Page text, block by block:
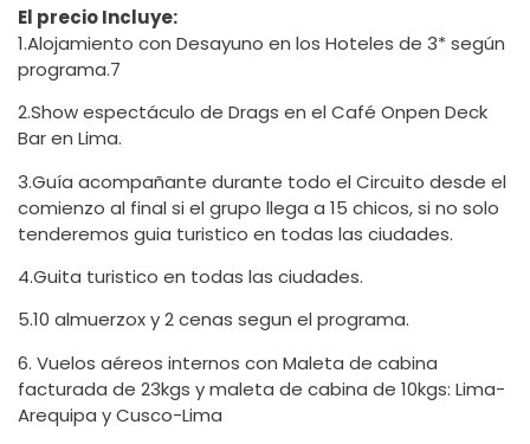
El precio Incluye:
1.Alojamiento con Desayuno en los Hoteles de 3* según
programa.7
2.Show espectáculo de Drags en el Café Onpen Deck
Bar en Lima.
3.Guía acompañante durante todo el Circuito desde el
comienzo al final si el grupo llega a 15 chicos, si no solo
tenderemos guia turistico en todas las ciudades.
4.Guita turistico en todas las ciudades.
5.10 almuerzox y 2 cenas segun el programa.
6. Vuelos aéreos internos con Maleta de cabina
facturada de 23kgs y maleta de cabina de 10kgs: Lima-
Arequipa y Cusco-Lima